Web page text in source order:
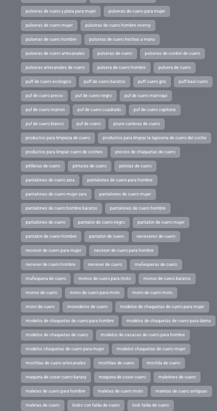
pulseras de cuero y plata para mujer pulseras de cuero para mujer
pulseras de cuero mujer pulseras de cuero hombre viceroy
pulseras de cuero hombre pulseras de cuero hechas a mano
pulseras de cuero artesanales pulseras de cuero pulseras de cordon de cuero
pulseras artesanales de cuero pulsera de cuero hombre pulsera de cuero
puff de cuero ecologico puff de cuero baratos puff cuero gris puff baul cuero
puf de cuero precio puf de cuero negro puf de cuero marroqui
puf de cuero marron puf de cuero cuadrado puf de cuero capitone
puf de cuero blanco puf de cuero prune carteras de cuero
productos para limpieza de cuero productos para limpiar la tapiceria de cuero del coche
productos para limpiar cuero de coches precios de chaquetas de cuero
pitilleras de cuero pinturas de cuero pelotas de cuero
pantalones de cuero zara pantalones de cuero para hombre
pantalones de cuero mujer zara pantalones de cuero mujer
pantalones de cuero hombre baratos pantalones de cuero hombre
pantalones de cuero pantalon de cuero negro pantalon de cuero mujer
pantalon de cuero hombre pantalon de cuero neceseres de cuero
neceser de cuero para mujer neceser de cuero para hombre
neceser de cuero hombre neceser de cuero muñequeras de cuero
muñequera de cuero monos de cuero para moto monos de cuero baratos
monos de cuero mono de cuero para moto mono de cuero moto
mono de cuero monederos de cuero modelos de chaquetas de cuero para mujer
modelos de chaquetas de cuero para hombre modelos de chaquetas de cuero para dama
modelos de chaquetas de cuero modelos de casacas de cuero para hombre
modelos chaquetas de cuero para mujer modelos chaquetas de cuero mujer
mochilas de cuero artesanales mochilas de cuero mochila de cuero
maquina de coser cuero barata maquina de coser cuero maletines de cuero
maletas de cuero para hombre maletas de cuero moto maletas de cuero antiguas
maletas de cuero looks con falda de cuero look falda de cuero